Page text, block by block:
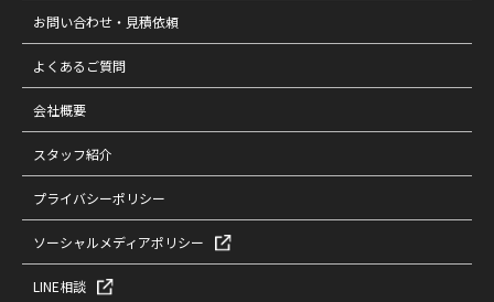
お問い合わせ・見積依頼
よくあるご質問
会社概要
スタッフ紹介
プライバシーポリシー
ソーシャルメディアポリシー
LINE相談